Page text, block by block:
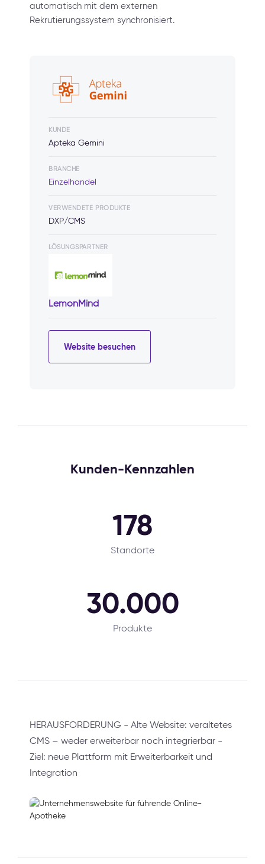
automatisch mit dem externen
Rekrutierungssystem synchronisiert.
KUNDE
Apteka Gemini
BRANCHE
Einzelhandel
VERWENDETE PRODUKTE
DXP/CMS
LÖSUNGSPARTNER
LemonMind
Website besuchen
Kunden-Kennzahlen
178
Standorte
30.000
Produkte
HERAUSFORDERUNG - Alte Website: veraltetes
CMS – weder erweiterbar noch integrierbar -
Ziel: neue Plattform mit Erweiterbarkeit und
Integration